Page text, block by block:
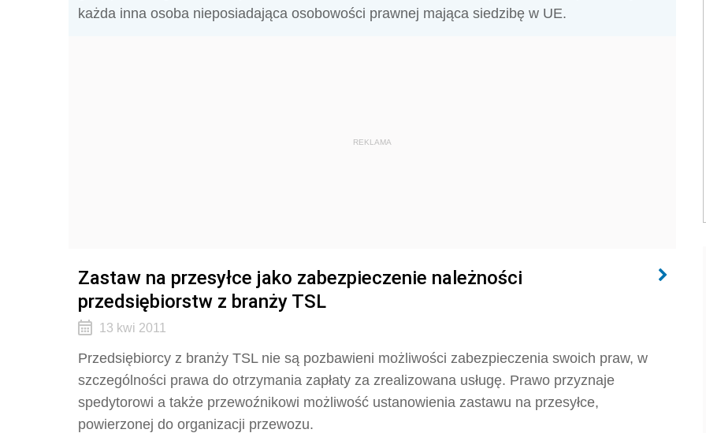
każda inna osoba nieposiadająca osobowości prawnej mająca siedzibę w UE.
REKLAMA
Zastaw na przesyłce jako zabezpieczenie należności
przedsiębiorstw z branży TSL
13 kwi 2011
Przedsiębiorcy z branży TSL nie są pozbawieni możliwości zabezpieczenia swoich praw, w
szczególności prawa do otrzymania zapłaty za zrealizowana usługę. Prawo przyznaje
spedytorowi a także przewoźnikowi możliwość ustanowienia zastawu na przesyłce,
powierzonej do organizacji przewozu.